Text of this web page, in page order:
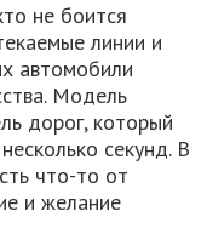
не боится
линии и
автомобили
Модель
дорог, который
секунд. В
что-то от
и желание